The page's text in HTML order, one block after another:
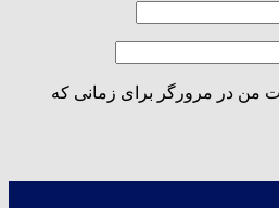
من در مرورگر برای زمانی که